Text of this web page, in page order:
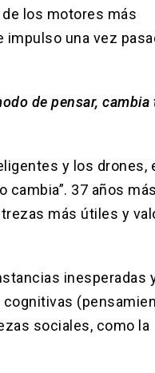
de los motores más
impulso una vez
de pensar, cambia
y los drones,
37 años
más útiles y
inesperadas
cognitivas
sociales, como la